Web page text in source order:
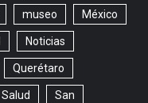
museo México
Noticias
Querétaro
Salud San